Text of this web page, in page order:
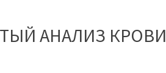
АНАЛИЗ КРОВИ